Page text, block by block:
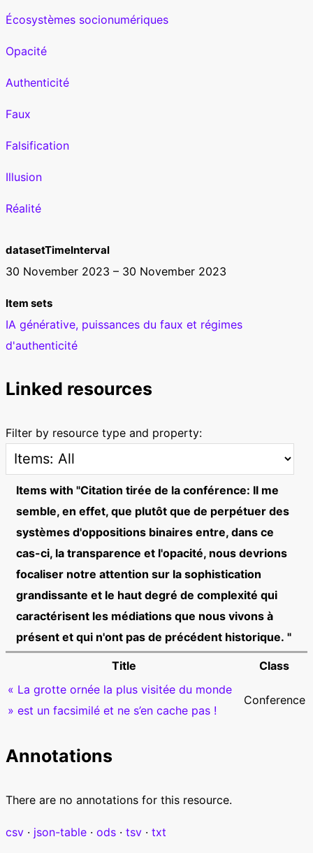
Écosystèmes socionumériques
Opacité
Authenticité
Faux
Falsification
Illusion
Réalité
datasetTimeInterval
30 November 2023 – 30 November 2023
Item sets
IA générative, puissances du faux et régimes
d'authenticité
Linked resources
Filter by resource type and property:
Items with "Citation tirée de la conférence: Il me
semble, en effet, que plutôt que de perpétuer des
systèmes d'oppositions binaires entre, dans ce
cas-ci, la transparence et l'opacité, nous devrions
focaliser notre attention sur la sophistication
grandissante et le haut degré de complexité qui
caractérisent les médiations que nous vivons à
présent et qui n'ont pas de précédent historique. "
Title
Class
« La grotte ornée la plus visitée du monde
» est un facsimilé et ne s’en cache pas !
Conference
Annotations
There are no annotations for this resource.
csv json-table ods tsv txt